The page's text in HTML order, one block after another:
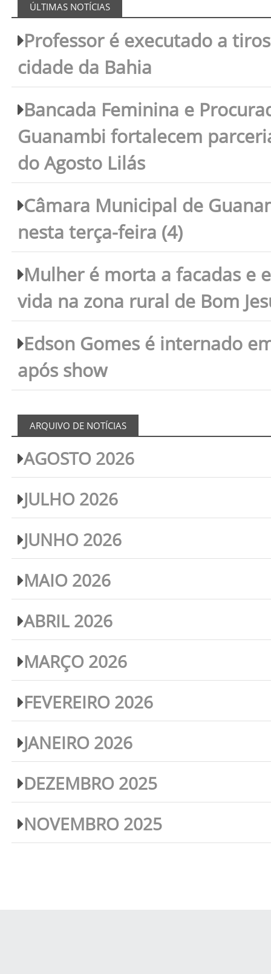
ÚLTIMAS NOTÍCIAS
Professor é executado a
cidade da Bahia
Bancada Feminina e
Guanambi fortalecem
do Agosto Lilás
Câmara Municipal de
nesta terça-feira (4)
Mulher é morta a facadas e
vida na zona rural de Bom
Edson Gomes é internado
após show
ARQUIVO DE NOTÍCIAS
AGOSTO 2026
JULHO 2026
JUNHO 2026
MAIO 2026
ABRIL 2026
MARÇO 2026
FEVEREIRO 2026
JANEIRO 2026
DEZEMBRO 2025
NOVEMBRO 2025